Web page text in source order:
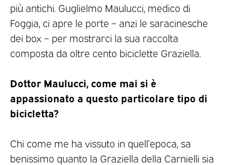
più antichi. Guglielmo Maulucci, medico di
Foggia, ci apre le porte – anzi le saracinesche
dei box – per mostrarci la sua raccolta
composta da oltre cento biciclette Graziella.
Dottor Maulucci, come mai si è
appassionato a questo particolare tipo di
bicicletta?
Chi come me ha vissuto in quell’epoca, sa
benissimo quanto la Graziella della Carnielli sia